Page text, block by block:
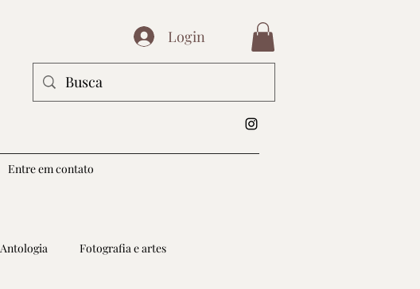
Entre em contato
Login
Antologia Fotografia e artes